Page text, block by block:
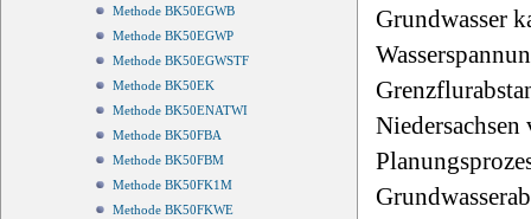
Methode BK50EGWB
Methode BK50EGWP
Methode BK50EGWSTF
Methode BK50EK
Methode BK50ENATWI
Methode BK50FBA
Methode BK50FBM
Methode BK50FK1M
Methode BK50FKWE
Grundwasser